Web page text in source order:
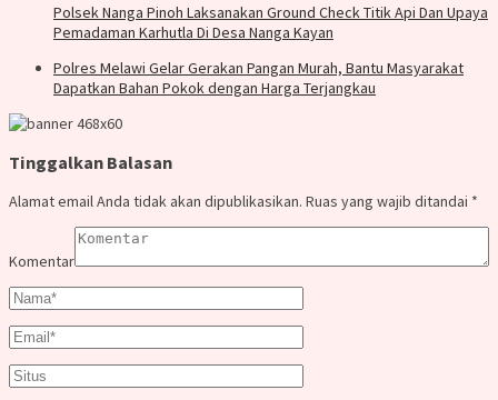
Polsek Nanga Pinoh Laksanakan Ground Check Titik Api Dan Upaya
Pemadaman Karhutla Di Desa Nanga Kayan
Polres Melawi Gelar Gerakan Pangan Murah, Bantu Masyarakat
Dapatkan Bahan Pokok dengan Harga Terjangkau
Tinggalkan Balasan
Alamat email Anda tidak akan dipublikasikan. Ruas yang wajib ditandai *
Komentar